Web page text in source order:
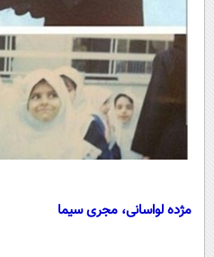
مژده لواسانی، مجری سیما